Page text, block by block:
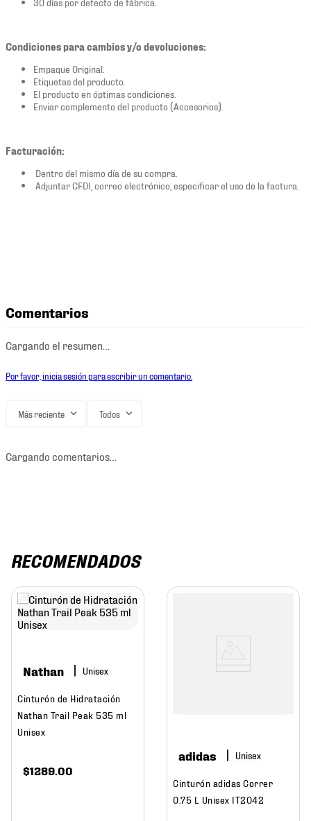
Condiciones para cambios y/o devoluciones:
Empaque Original.
Etiquetas del producto.
El producto en óptimas condiciones.
Enviar complemento del producto (Accesorios).
Facturación:
Dentro del mismo día de su compra.
Adjuntar CFDI, correo electrónico, especificar el uso de la factura.
Comentarios
Cargando el resumen…
Por favor, inicia sesión para escribir un comentario.
Más reciente Todos
Cargando comentarios…
RECOMENDADOS
Nathan
Cinturón de Hidratación
Nathan Trail Peak 535 ml
Unisex
$1289 00
adidas
Cinturón adidas Correr
0.75 L Unisex IT2042